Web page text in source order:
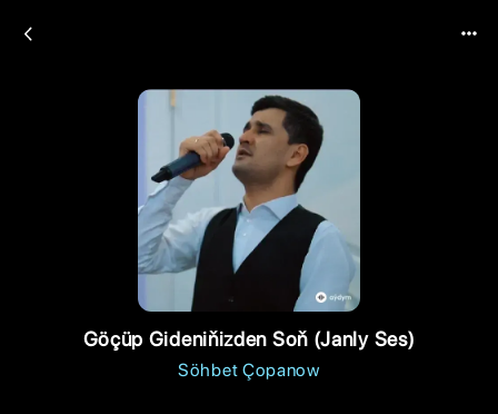
Göçüp Gideniňizden Soň (Janly Ses)
Söhbet Çopanow